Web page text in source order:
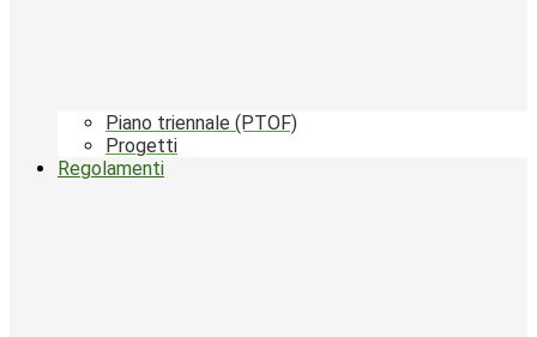
Piano triennale (PTOF)
Progetti
Regolamenti